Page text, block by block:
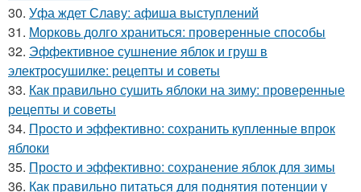
30. Уфа ждет Славу: афиша выступлений
31. Морковь долго храниться: проверенные способы
32. Эффективное сушнение яблок и груш в
электросушилке: рецепты и советы
33. Как правильно сушить яблоки на зиму: проверенные
рецепты и советы
34. Просто и эффективно: сохранить купленные впрок
яблоки
35. Просто и эффективно: сохранение яблок для зимы
36. Как правильно питаться для поднятия потенции у